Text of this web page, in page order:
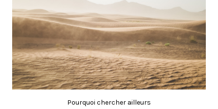
Pourquoi chercher ailleurs